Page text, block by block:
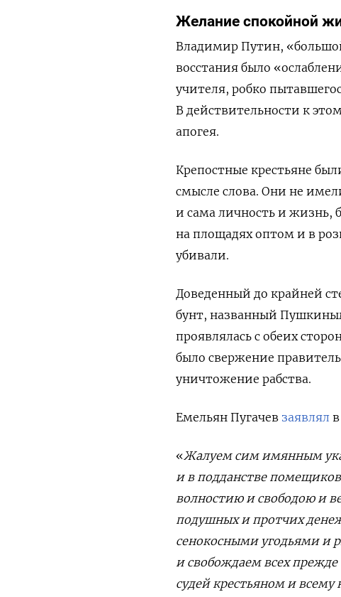
Желание спокойной
Владимир Путин,
восстания было
учителя, робко
В действительности к
апогея.
Крепостные крестьяне
смысле слова. Они не
и сама личность и жизнь,
на площадях оптом и в
убивали.
Доведенный до крайней
бунт, названный
проявлялась с обеих
было свержение
уничтожение рабства.
Емельян Пугачев заявлял
«Жалуем сим имянным
и в подданстве
волностию и свободою и
подушных и протчих
сенокосными угодьями и
и свобождаем всех
судей крестьяном и